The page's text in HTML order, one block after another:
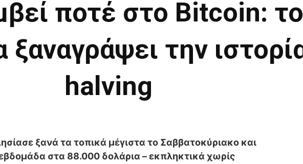
ποτέ στο Bitcoin:
ξαναγράψει την
halving
ξανά τα τοπικά μέγιστα το Σαββατοκύριακο και
στα 88.000 δολάρια – εκπληκτικά χωρίς